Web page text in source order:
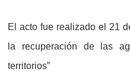
El acto fue realizado el 21
la recuperación de las
territorios”